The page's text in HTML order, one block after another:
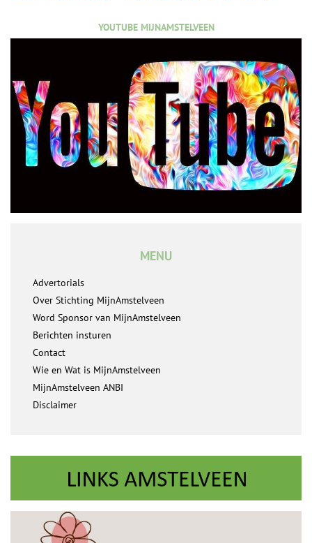
YOUTUBE MIJNAMSTELVEEN
MENU
Advertorials
Over Stichting MijnAmstelveen
Word Sponsor van MijnAmstelveen
Berichten insturen
Contact
Wie en Wat is MijnAmstelveen
MijnAmstelveen ANBI
Disclaimer